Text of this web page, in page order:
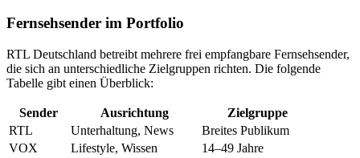
Fernsehsender im Portfolio
RTL Deutschland betreibt mehrere frei empfangbare Fernsehsender,
die sich an unterschiedliche Zielgruppen richten. Die folgende
Tabelle gibt einen Überblick:
Sender Ausrichtung
Zielgruppe
RTL
Unterhaltung, News
Breites Publikum
VOX
Lifestyle, Wissen
14–49 Jahre